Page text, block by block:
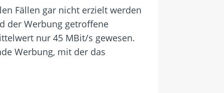
Fällen gar nicht erzielt werden
der Werbung getroffene
nur 45 MBit/s gewesen.
Werbung, mit der das